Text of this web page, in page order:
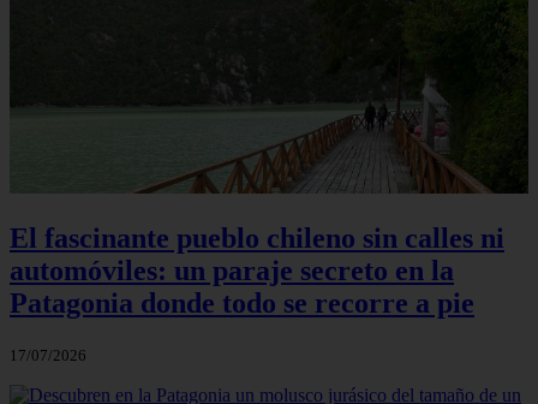
El fascinante pueblo chileno sin calles ni
automóviles: un paraje secreto en la
Patagonia donde todo se recorre a pie
17/07/2026